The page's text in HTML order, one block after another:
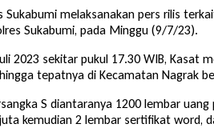
Sukabumi melaksanakan pers rilis
Sukabumi, pada Minggu (9/7/23).
2023 sekitar pukul 17.30 WIB,
tepatnya di Kecamatan Nagrak
S diantaranya 1200 lembar
kemudian 2 lembar sertifikat word,